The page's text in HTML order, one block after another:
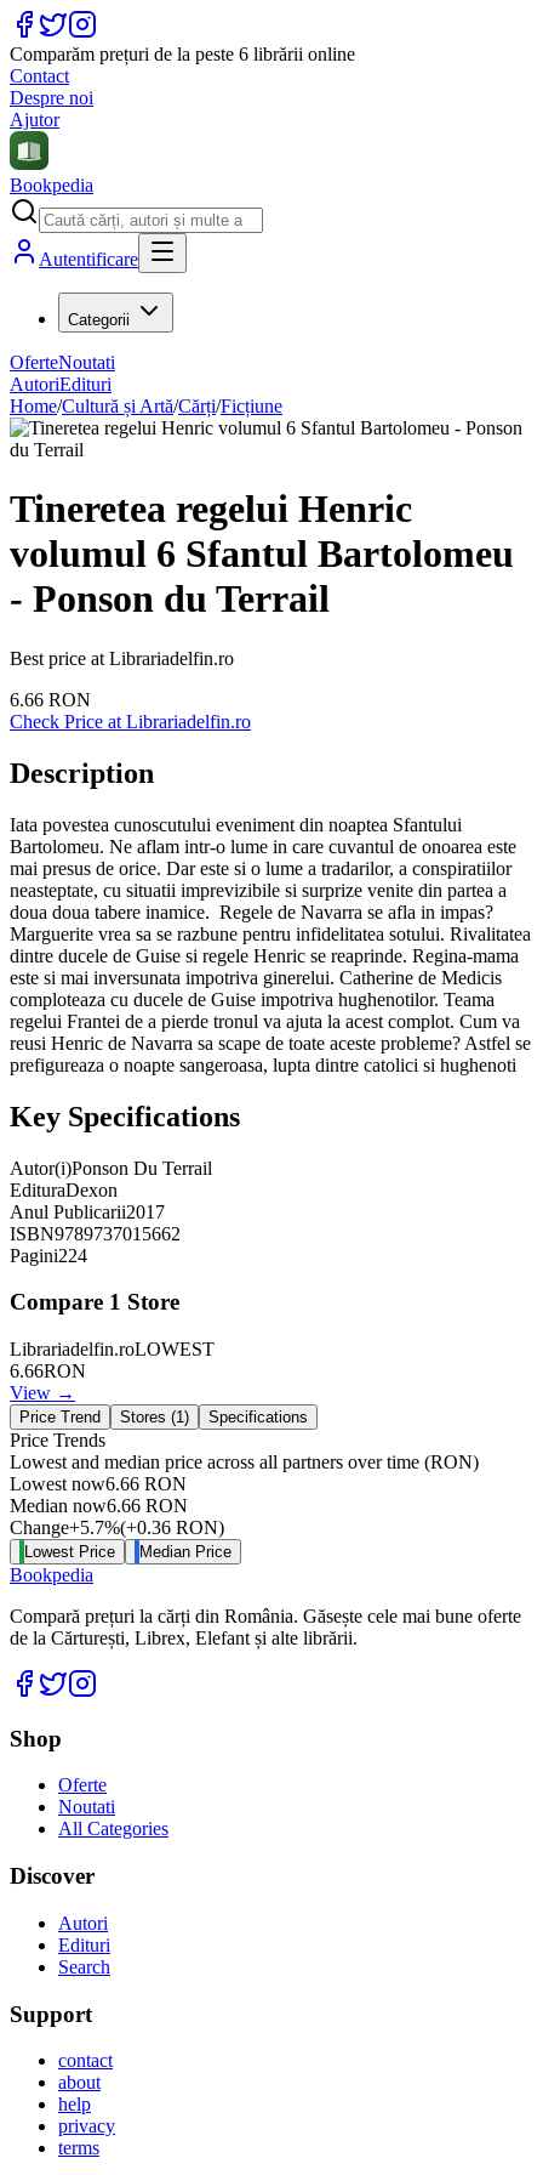
Comparăm prețuri de la peste 6 librării online
Contact
Despre noi
Ajutor
Bookpedia
Autentificare
Categorii
OferteNoutati
AutoriEdituri
Home/Cultură și Artă/Cărți/Ficțiune
Tineretea regelui Henric
volumul 6 Sfantul Bartolomeu
- Ponson du Terrail
Best price at Librariadelfin.ro
6.66 RON
Check Price at Librariadelfin.ro
Description
Iata povestea cunoscutului eveniment din noaptea Sfantului
Bartolomeu. Ne aflam intr-o lume in care cuvantul de onoarea este
mai presus de orice. Dar este si o lume a tradarilor, a conspiratiilor
neasteptate, cu situatii imprevizibile si surprize venite din partea a
doua doua tabere inamice. Regele de Navarra se afla in impas?
Marguerite vrea sa se razbune pentru infidelitatea sotului. Rivalitatea
dintre ducele de Guise si regele Henric se reaprinde. Regina-mama
este si mai inversunata impotriva ginerelui. Catherine de Medicis
comploteaza cu ducele de Guise impotriva hughenotilor. Teama
regelui Frantei de a pierde tronul va ajuta la acest complot. Cum va
reusi Henric de Navarra sa scape de toate aceste probleme? Astfel se
prefigureaza o noapte sangeroasa, lupta dintre catolici si hughenoti
Key Specifications
Autor(i)Ponson Du Terrail
EdituraDexon
Anul Publicarii2017
ISBN9789737015662
Pagini224
Compare 1 Store
Librariadelfin.roLOWEST
6.66RON
View →
Price Trend Stores (1 ) Specifications
Price Trends
Lowest and median price across all partners over time (RON)
Lowest now6.66 RON
Median now6.66 RON
Change+5.7%(+0.36 RON)
Lowest Price Median Price
Bookpedia
Compară prețuri la cărți din România. Găsește cele mai bune oferte
de la Cărturești, Librex, Elefant și alte librării.
Facebook
Twitter
Shop
Oferte
Noutati
All Categories
Discover
Autori
Edituri
Search
Support
contact
about
help
privacy
terms